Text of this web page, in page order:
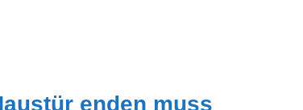
enden muss